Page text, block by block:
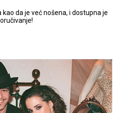
da je već nošena, i dostupna je